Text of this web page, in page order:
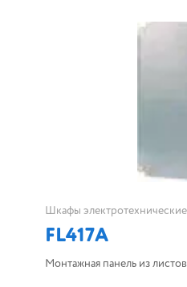
Шкафы электротехнические
FL417A
Монтажная панель из